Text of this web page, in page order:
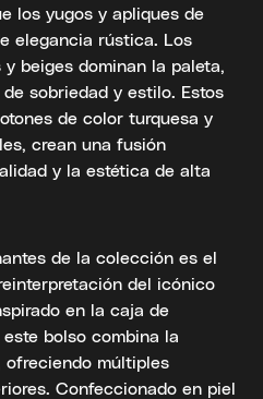
los yugos y apliques de
elegancia rústica. Los
beiges dominan la paleta,
sobriedad y estilo. Estos
de color turquesa y
crean una fusión
y la estética de alta
de la colección es el
del icónico
en la caja de
bolso combina la
múltiples
Confeccionado en piel